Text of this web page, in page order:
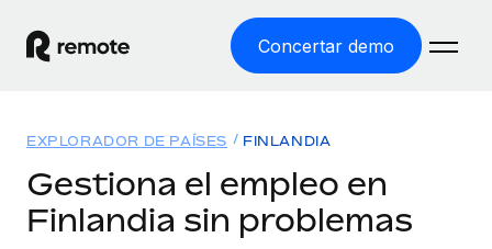
Concertar demo
EMPLEO GLOBAL
Soluciones
EXPLORADOR DE PAÍSES FINLANDIA
Gestiona el empleo en
Finlandia sin problemas